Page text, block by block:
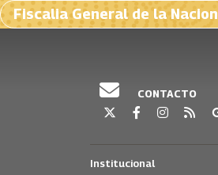
Fiscalia General de la Nacion
CONTACTO
Institucional